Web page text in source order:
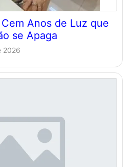
Anos de Luz que
se Apaga
2026